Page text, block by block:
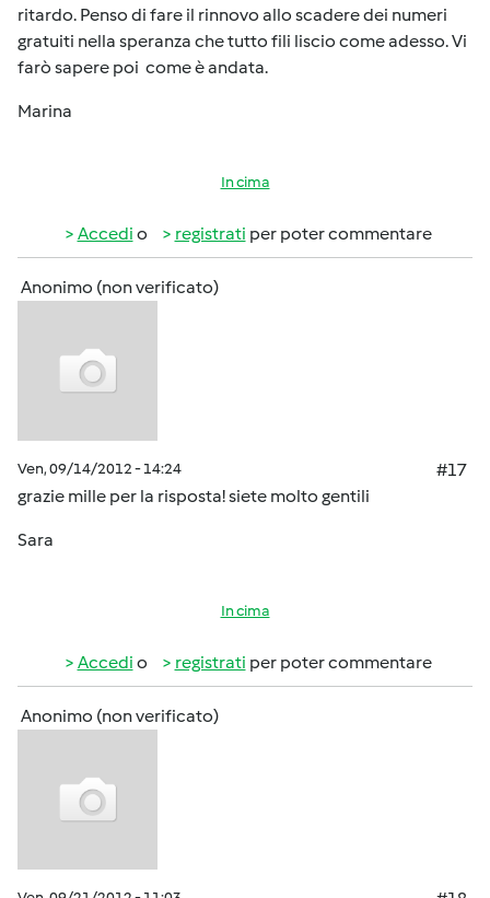
ritardo. Penso di fare il rinnovo allo scadere dei numeri
gratuiti nella speranza che tutto fili liscio come adesso. Vi
farò sapere poi come è andata.
Marina
In cima
Accedi o registrati per poter commentare
Anonimo (non verificato)
Ven, 09/14/2012 - 14:24
#17
grazie mille per la risposta! siete molto gentili
Sara
In cima
Accedi o registrati per poter commentare
Anonimo (non verificato)